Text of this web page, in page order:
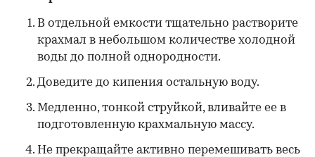
В отдельной емкости тщательно растворите
крахмал в небольшом количестве холодной
воды до полной однородности.
Доведите до кипения остальную воду.
Медленно, тонкой струйкой, вливайте ее в
подготовленную крахмальную массу.
Не прекращайте активно перемешивать весь